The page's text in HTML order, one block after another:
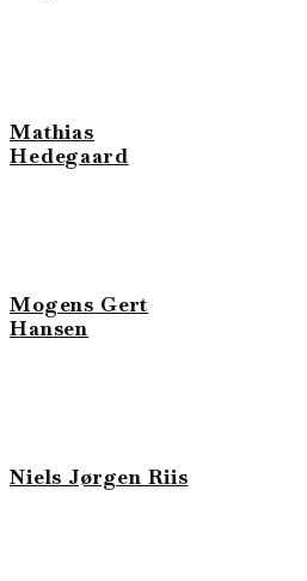
Mathias
Hedegaard
Mogens Gert
Hansen
Niels Jørgen Riis